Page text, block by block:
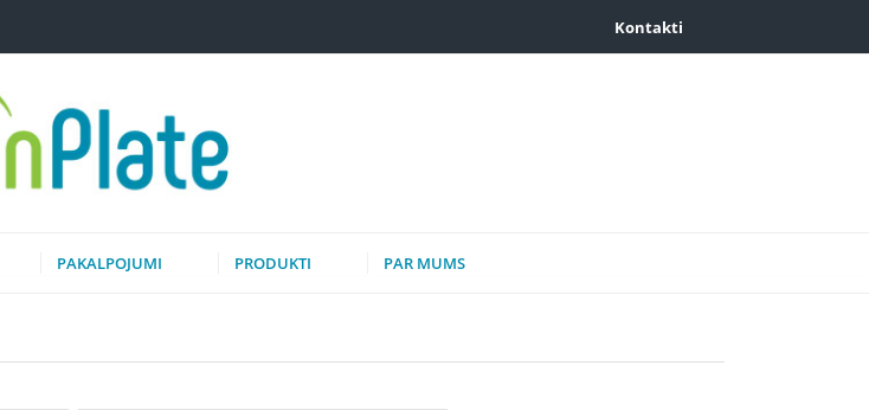
Kontakti
PAKALPOJUMI PRODUKTI PAR MUMS